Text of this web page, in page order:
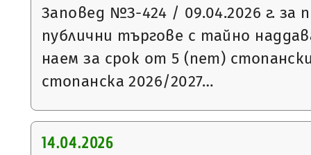
Заповед №З-424 / 09.04.2026 г. за
публични търгове с тайно
наем за срок от 5 (пет)
стопанска 2026/2027…
14.04.2026